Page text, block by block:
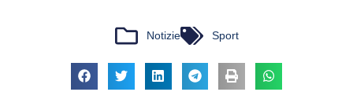
Notizie Sport